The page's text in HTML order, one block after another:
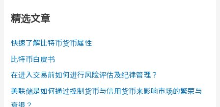
精选文章
快速了解比特币货币属性
比特币白皮书
在进入交易前如何进行风险评估及纪律管理？
美联储是如何通过控制货币与信用货币来影响市场的繁荣与
衰退？